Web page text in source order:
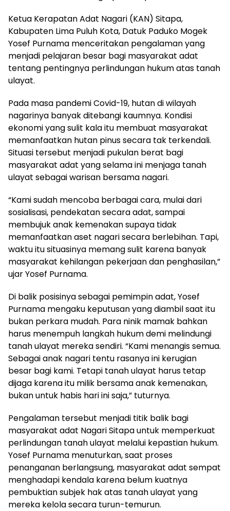
Ketua Kerapatan Adat Nagari (KAN) Sitapa,
Kabupaten Lima Puluh Kota, Datuk Paduko Mogek
Yosef Purnama menceritakan pengalaman yang
menjadi pelajaran besar bagi masyarakat adat
tentang pentingnya perlindungan hukum atas tanah
ulayat.
Pada masa pandemi Covid-19, hutan di wilayah
nagarinya banyak ditebangi kaumnya. Kondisi
ekonomi yang sulit kala itu membuat masyarakat
memanfaatkan hutan pinus secara tak terkendali.
Situasi tersebut menjadi pukulan berat bagi
masyarakat adat yang selama ini menjaga tanah
ulayat sebagai warisan bersama nagari.
“Kami sudah mencoba berbagai cara, mulai dari
sosialisasi, pendekatan secara adat, sampai
membujuk anak kemenakan supaya tidak
memanfaatkan aset nagari secara berlebihan. Tapi,
waktu itu situasinya memang sulit karena banyak
masyarakat kehilangan pekerjaan dan penghasilan,”
ujar Yosef Purnama.
Di balik posisinya sebagai pemimpin adat, Yosef
Purnama mengaku keputusan yang diambil saat itu
bukan perkara mudah. Para ninik mamak bahkan
harus menempuh langkah hukum demi melindungi
tanah ulayat mereka sendiri. “Kami menangis semua.
Sebagai anak nagari tentu rasanya ini kerugian
besar bagi kami. Tetapi tanah ulayat harus tetap
dijaga karena itu milik bersama anak kemenakan,
bukan untuk habis hari ini saja,” tuturnya.
Pengalaman tersebut menjadi titik balik bagi
masyarakat adat Nagari Sitapa untuk memperkuat
perlindungan tanah ulayat melalui kepastian hukum.
Yosef Purnama menuturkan, saat proses
penanganan berlangsung, masyarakat adat sempat
menghadapi kendala karena belum kuatnya
pembuktian subjek hak atas tanah ulayat yang
mereka kelola secara turun-temurun.